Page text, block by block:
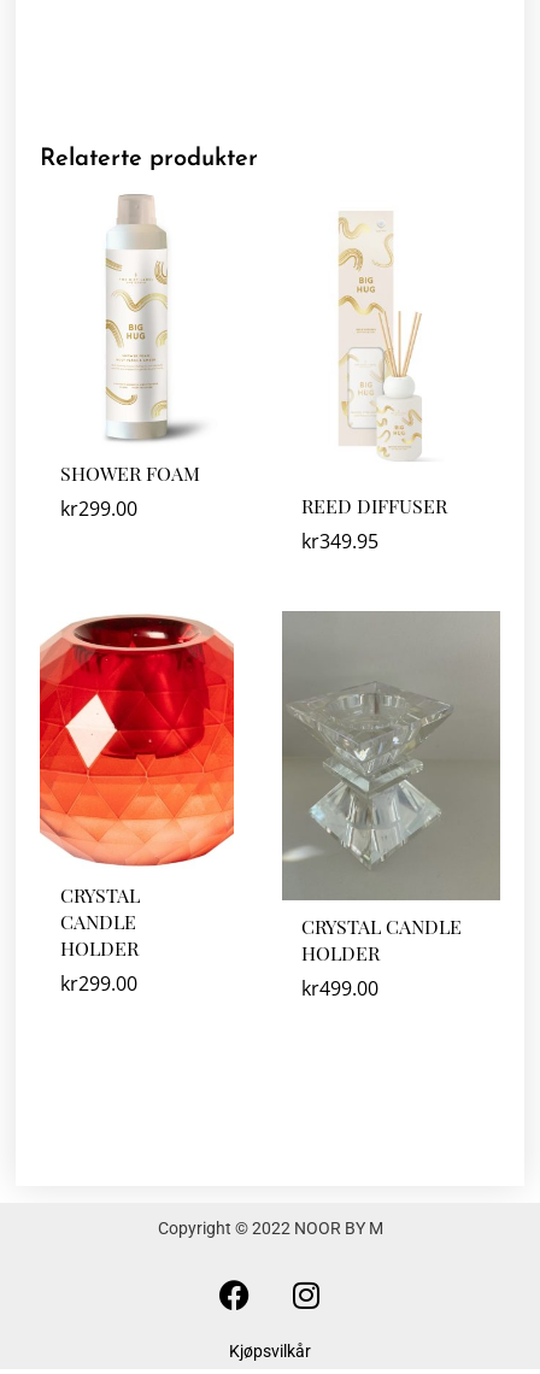
Relaterte produkter
SHOWER FOAM
kr299.00 REED DIFFUSER
kr349.95
CRYSTAL
CANDLE
HOLDER
kr299.00
CRYSTAL CANDLE
HOLDER
kr499.00
Copyright © 2022 NOOR BY M
F
a
c
I
n
s
Kjøpsvilkår